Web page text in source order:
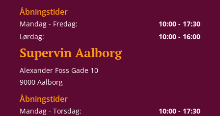
Åbningstider
Mandag - Fredag:
10:00 - 17:30
Lørdag:
10:00 - 16:00
Supervin Aalborg
Alexander Foss Gade 10
9000 Aalborg
Åbningstider
Mandag - Torsdag:
10:00 - 17:30